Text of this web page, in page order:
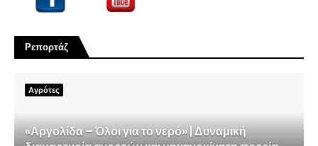
Ρεπορτάζ
Αγρότες
«Αργολίδα – Όλοι για το νερό» | Δυναμική